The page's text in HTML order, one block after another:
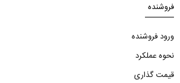
فروشنده
ورود فروشنده
نحوه عملکرد
قیمت گذاری